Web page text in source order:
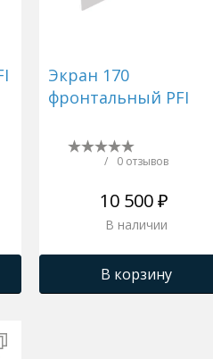
Экран 170
фронтальный PFI
/ 0 отзывов
10 500 ₽
В наличии
В корзину